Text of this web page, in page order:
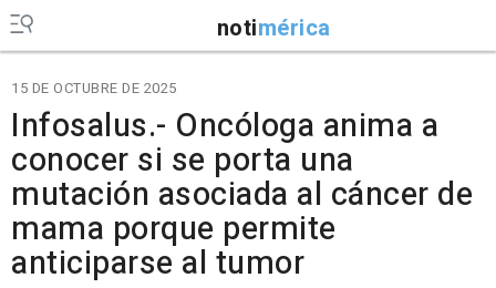
notimérica
15 DE OCTUBRE DE 2025
Infosalus.- Oncóloga anima a
conocer si se porta una
mutación asociada al cáncer de
mama porque permite
anticiparse al tumor